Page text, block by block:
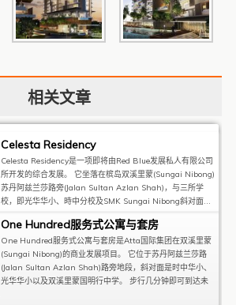
相关文章
Celesta Residency
Celesta Residency是一项即将由Red Blue发展私人有限公司
所开发的综合发展。 它坐落在槟岛双溪里蒙(Sungai Nibong)
苏丹阿兹兰莎路旁(Jalan Sultan Azlan Shah)，与三所学
校，即光华华小、時中分校及SMK Sungai Nibong斜对面...
One Hundred服务式公寓与套房
One Hundred服务式公寓与套房是Atta国际集团在双溪里蒙
(Sungai Nibong)的商业发展项目。 它位于苏丹阿兹兰莎路
(Jalan Sultan Azlan Shah)路旁地段，斜对面是时中华小、
光华华小以及双溪里蒙国明行中学。 步行几分钟即可到达未